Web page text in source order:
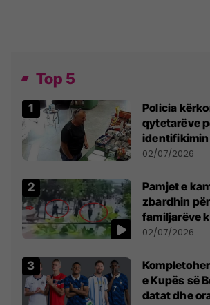
Top 5
Policia
qytetarëve
dyshuari
02/07/2026
Pamjet e
zbardhin
familjarëve
plagosur
02/07/2026
e Kupës së
datat dhe